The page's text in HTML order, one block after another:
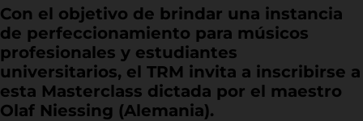
Con el objetivo de brindar una instancia
de perfeccionamiento para músicos
profesionales y estudiantes
universitarios, el TRM invita a inscribirse a
esta Masterclass dictada por el maestro
Olaf Niessing (Alemania).